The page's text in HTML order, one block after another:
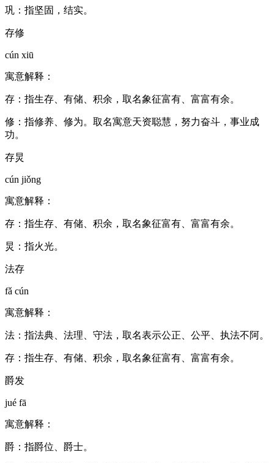
巩：指坚固，结实。
存修
cún xiū
寓意解释：
存：指生存、有储、积余，取名象征富有、富富有余。
修：指修养、修为。取名寓意天资聪慧，努力奋斗，事业成
功。
存炅
cún jiǒng
寓意解释：
存：指生存、有储、积余，取名象征富有、富富有余。
炅：指火光。
法存
fǎ cún
寓意解释：
法：指法典、法理、守法，取名表示公正、公平、执法不阿。
存：指生存、有储、积余，取名象征富有、富富有余。
爵发
jué fā
寓意解释：
爵：指爵位、爵士。